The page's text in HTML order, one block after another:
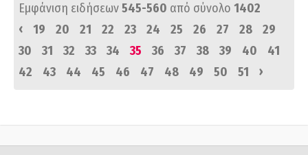
Εμφάνιση ειδήσεων545-560 από σύνολο 1402
‹
19 20 21 22 23 24 25 26 27 28
29
30
31 32 33 34 35 36 37 38 39 40
41
42
43 44 45 46 47 48 49 50 51 ›